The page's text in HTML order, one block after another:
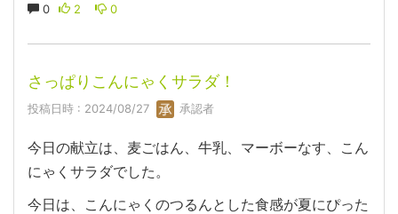
0 2 0
さっぱりこんにゃくサラダ！
投稿日時 : 2024/08/27 承認者
今日の献立は、麦ごはん、牛乳、マーボーなす、こん
にゃくサラダでした。
今日は、こんにゃくのつるんとした食感が夏にぴった